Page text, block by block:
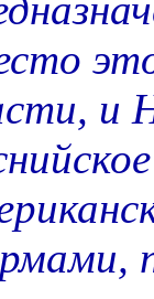
и